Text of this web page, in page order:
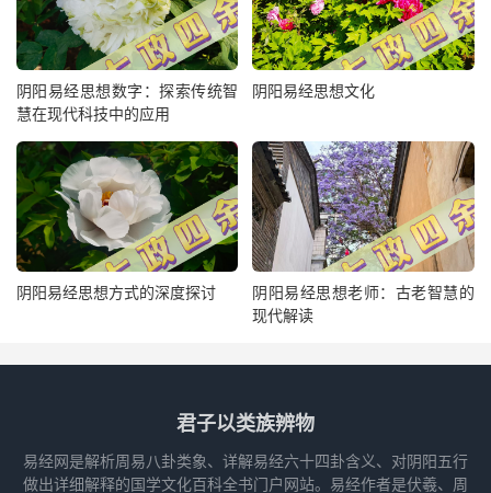
阴阳易经思想数字：探索传统智
慧在现代科技中的应用
阴阳易经思想文化
阴阳易经思想方式的深度探讨
阴阳易经思想老师：古老智慧的
现代解读
君子以类族辨物
易经网是解析周易八卦类象、详解易经六十四卦含义、对阴阳五行
做出详细解释的国学文化百科全书门户网站。易经作者是伏羲、周